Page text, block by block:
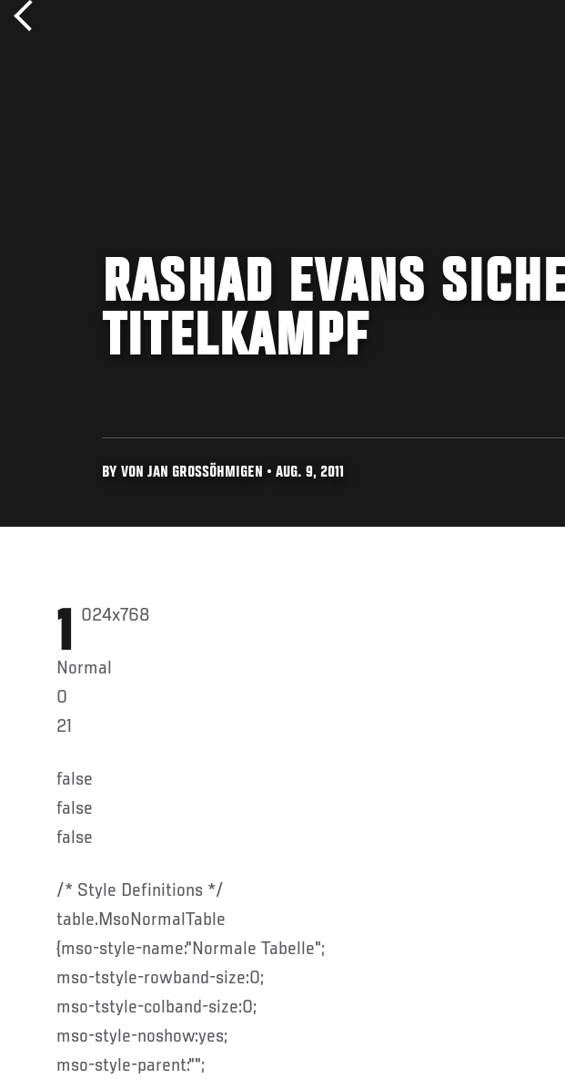
RASHAD EVANS
TITELKAMPF
BY VON JAN GROSSÖHMIGEN • AUG. 9, 2011
1024x768
Normal
0
21
false
false
false
/* Style Definitions */
table.MsoNormalTable
{mso-style-name:"Normale Tabelle";
mso-tstyle-rowband-size:0;
mso-tstyle-colband-size:0;
mso-style-noshow:yes;
mso-style-parent:"";